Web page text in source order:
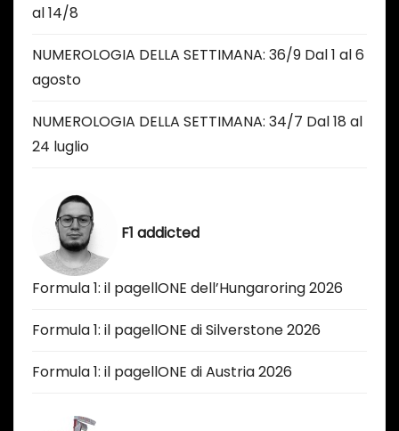
al 14/8
NUMEROLOGIA DELLA SETTIMANA: 36/9 Dal 1 al 6
agosto
NUMEROLOGIA DELLA SETTIMANA: 34/7 Dal 18 al
24 luglio
F1 addicted
Formula 1: il pagellONE dell’Hungaroring 2026
Formula 1: il pagellONE di Silverstone 2026
Formula 1: il pagellONE di Austria 2026